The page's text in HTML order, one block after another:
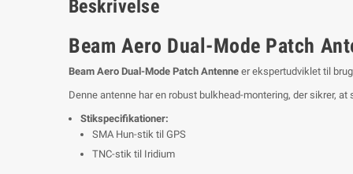
Beskrivelse
Beam Aero Dual-Mode Patch
Beam Aero Dual-Mode Patch Antenne er ekspertudviklet til
Denne antenne har en robust bulkhead-montering, der sikrer,
Stikspecifikationer:
SMA Hun-stik til GPS
TNC-stik til Iridium